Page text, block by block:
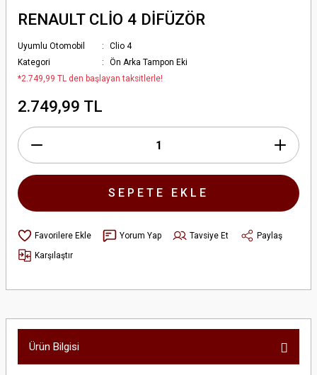
RENAULT CLİO 4 DİFÜZÖR
Uyumlu Otomobil
Clio 4
Kategori
Ön Arka Tampon Eki
*2.749,99 TL den başlayan taksitlerle!
2.749,99 TL
SEPETE EKLE
Yorum Yap Tavsiye Et
Paylaş
Karşılaştır
Ürün Bilgisi